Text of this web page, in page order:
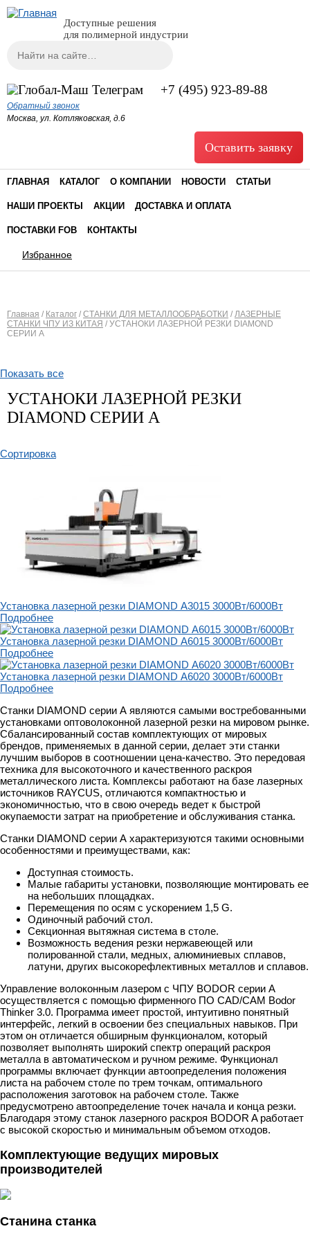
Доступные решения
для полимерной индустрии
Форма поиска
+7 (495) 923-89-88
Обратный звонок
Москва, ул. Котляковская, д.6
Оставить заявку
ГЛАВНАЯ КАТАЛОГ О КОМПАНИИ НОВОСТИ СТАТЬИ
НАШИ ПРОЕКТЫ АКЦИИ ДОСТАВКА И ОПЛАТА
ПОСТАВКИ FOB КОНТАКТЫ
Избранное
Вы здесь
Главная / Каталог / СТАНКИ ДЛЯ МЕТАЛЛООБРАБОТКИ / ЛАЗЕРНЫЕ
СТАНКИ ЧПУ ИЗ КИТАЯ / УСТАНОКИ ЛАЗЕРНОЙ РЕЗКИ DIAMOND
СЕРИИ A
Показать все
УСТАНОКИ ЛАЗЕРНОЙ РЕЗКИ
DIAMOND СЕРИИ A
Сортировка
Установка лазерной резки DIAMOND А3015 3000Вт/6000Вт
Подробнее
Установка лазерной резки DIAMOND А6015 3000Вт/6000Вт
Подробнее
Установка лазерной резки DIAMOND А6020 3000Вт/6000Вт
Подробнее
Станки DIAMOND серии А являются самыми востребованными
установками оптоволоконной лазерной резки на мировом рынке.
Сбалансированный состав комплектующих от мировых
брендов, применяемых в данной серии, делает эти станки
лучшим выборов в соотношении цена-качество. Это передовая
техника для высокоточного и качественного раскроя
металлического листа. Комплексы работают на базе лазерных
источников RAYCUS, отличаются компактностью и
экономичностью, что в свою очередь ведет к быстрой
окупаемости затрат на приобретение и обслуживания станка.
Станки DIAMOND серии А характеризуются такими основными
особенностями и преимуществами, как:
Доступная стоимость.
Малые габариты установки, позволяющие монтировать ее
на небольших площадках.
Перемещения по осям с ускорением 1,5 G.
Одиночный рабочий стол.
Секционная вытяжная система в столе.
Возможность ведения резки нержавеющей или
полированной стали, медных, алюминиевых сплавов,
латуни, других высокорефлективных металлов и сплавов.
Управление волоконным лазером с ЧПУ BODOR серии A
осуществляется с помощью фирменного ПО CAD/CAM Bodor
Thinker 3.0. Программа имеет простой, интуитивно понятный
интерфейс, легкий в освоении без специальных навыков. При
этом он отличается обширным функционалом, который
позволяет выполнять широкий спектр операций раскроя
металла в автоматическом и ручном режиме. Функционал
программы включает функции автоопределения положения
листа на рабочем столе по трем точкам, оптимального
расположения заготовок на рабочем столе. Также
предусмотрено автоопределение точек начала и конца резки.
Благодаря этому станок лазерного раскроя BODOR A работает
с высокой скоростью и минимальным объемом отходов.
Комплектующие ведущих мировых
производителей
Станина станка